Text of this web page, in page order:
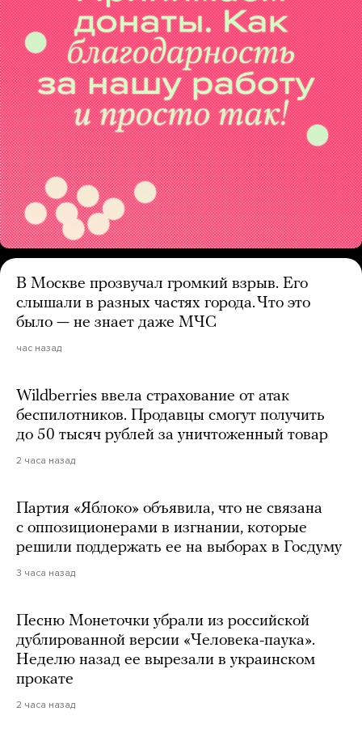
В Москве прозвучал громкий взрыв. Его
слышали в разных частях города. Что это
было — не знает даже МЧС
час назад
Wildberries ввела страхование от атак
беспилотников. Продавцы смогут получить
до 50 тысяч рублей за уничтоженный товар
2 часа назад
Партия «Яблоко» объявила, что не связана
с оппозиционерами в изгнании, которые
решили поддержать ее на выборах в Госдуму
3 часа назад
Песню Монеточки убрали из российской
дублированной версии «Человека-паука».
Неделю назад ее вырезали в украинском
прокате
2 часа назад